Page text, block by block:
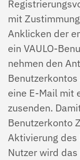
mit
Anklicken der
ein VAULO-
nehmen den
eine E-Mail mit
zusenden.
Benutzerkonto
Aktivierung
Nutzer wird